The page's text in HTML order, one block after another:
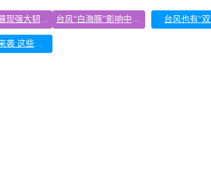
中国经济展现强大韧性和活力 台风“白海豚”影响中国已成定局 台风也有“
高温热浪来袭 这些地方需注意